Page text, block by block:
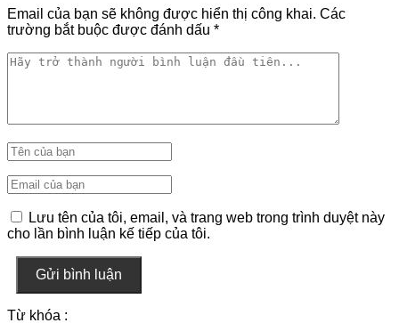
Email của bạn sẽ không được hiển thị công khai. Các
trường bắt buộc được đánh dấu *
Lưu tên của tôi, email, và trang web trong trình duyệt này
cho lần bình luận kế tiếp của tôi.
Gửi bình luận
Từ khóa :